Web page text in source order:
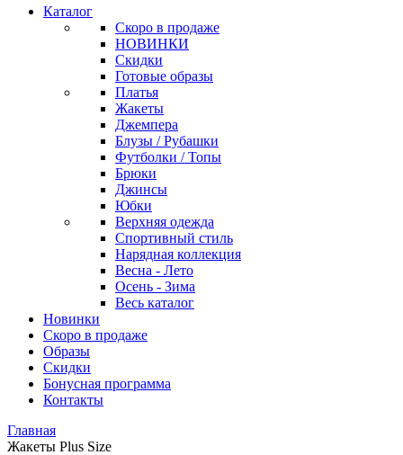
Каталог
Скоро в продаже
НОВИНКИ
Скидки
Готовые образы
Платья
Жакеты
Джемпера
Блузы / Рубашки
Футболки / Топы
Брюки
Джинсы
Юбки
Верхняя одежда
Спортивный стиль
Нарядная коллекция
Весна - Лето
Осень - Зима
Весь каталог
Новинки
Скоро в продаже
Образы
Скидки
Бонусная программа
Контакты
Главная
Жакеты Plus Size